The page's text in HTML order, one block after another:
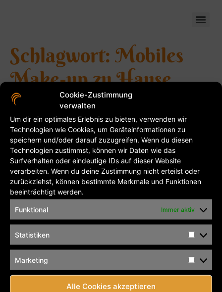
Cookie-Zustimmung
verwalten
Um dir ein optimales Erlebnis zu bieten, verwenden wir
Technologien wie Cookies, um Geräteinformationen zu
speichern und/oder darauf zuzugreifen. Wenn du diesen
Technologien zustimmst, können wir Daten wie das
Surfverhalten oder eindeutige IDs auf dieser Website
verarbeiten. Wenn du deine Zustimmung nicht erteilst oder
zurückziehst, können bestimmte Merkmale und Funktionen
beeinträchtigt werden.
Funktional Immer aktiv
Statistiken
Marketing
Alle Cookies akzeptieren
Schlagwort:Mobiles
Make-up zu Hause
Kontakt
Friseurmeisterin Daniela Wieczorek ( Inhaberin )Phone:
03493 510 397Mobil: 0177 808 428 6Uferstraße
18d06774 Muldestausee OT Friedersdorf Sie möchten
einen Termin vereinbaren? Dann bitte hier
Kontakt Impressum
Datenschutzerklärung
AGB’s
Alle Rechte vorbehalten